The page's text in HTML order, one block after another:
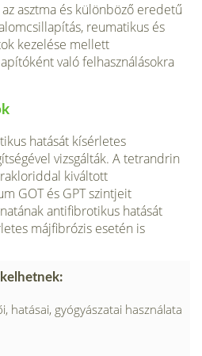
asztma és különböző eredetű
reumatikus és
kezelése mellett
való felhasználásokra
hatását kísérletes
vizs­gálták. A tetrandrin
kiváltott
GOT és GPT szintjeit
antifibrotikus hatását
májfibrózis esetén is
hatásai, gyógyászatai használata